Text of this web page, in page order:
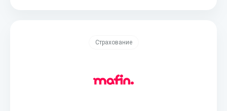
Страхование